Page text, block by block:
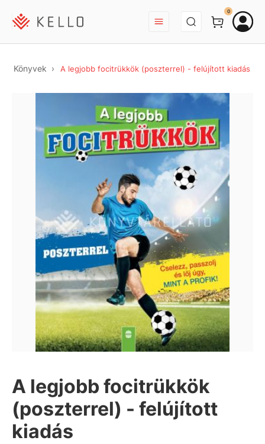
BEJELENTKEZÉS
0
Könyvek A legjobb focitrükkök (poszterrel) - felújított kiadás
A legjobb focitrükkök
(poszterrel) - felújított
kiadás